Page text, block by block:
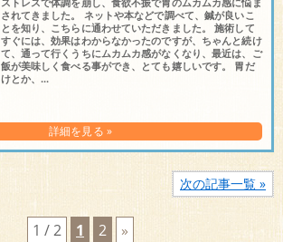
ストレスで体調を崩し、食欲不振で胃のムカムカ感に悩ま
されてきました。 ネットや本などで調べて、鍼が良いこ
とを知り、こちらに通わせていただきました。 施術して
すぐには、効果はわからなかったのですが、ちゃんと続け
て、通って行くうちにムカムカ感がなくなり、最近は、ご
飯が美味しく食べる事ができ、とても嬉しいです。 胃だ
けとか、...
詳細を見る »
次の記事一覧 »
1 / 2 1 2 »